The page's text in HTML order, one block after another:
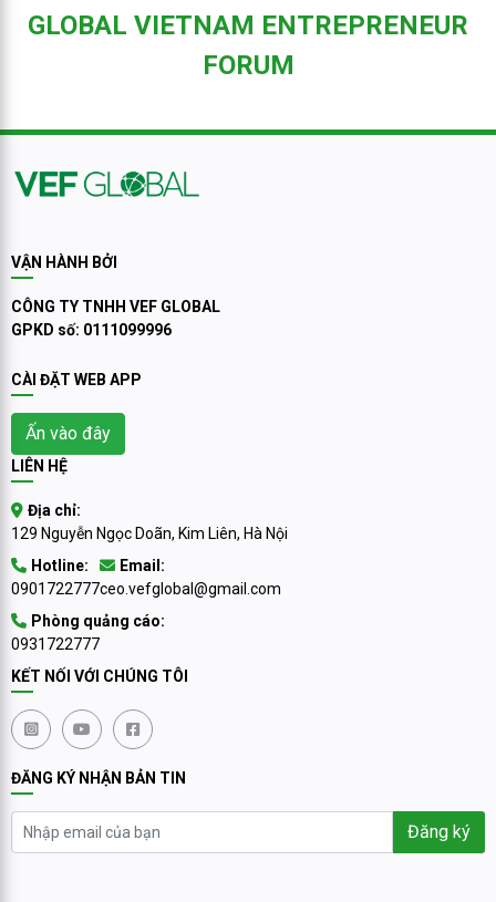
GLOBAL VIETNAM ENTREPRENEUR
FORUM
VẬN HÀNH BỞI
CÔNG TY TNHH VEF GLOBAL
GPKD số: 0111099996
CÀI ĐẶT WEB APP
Ấn vào đây
LIÊN HỆ
Địa chỉ:
129 Nguyễn Ngọc Doãn, Kim Liên, Hà Nội
Hotline:
0901722777
Email:
ceo.vefglobal@gmail.com
Phòng quảng cáo:
0931722777
KẾT NỐI VỚI CHÚNG TÔI
ĐĂNG KÝ NHẬN BẢN TIN
Đăng ký